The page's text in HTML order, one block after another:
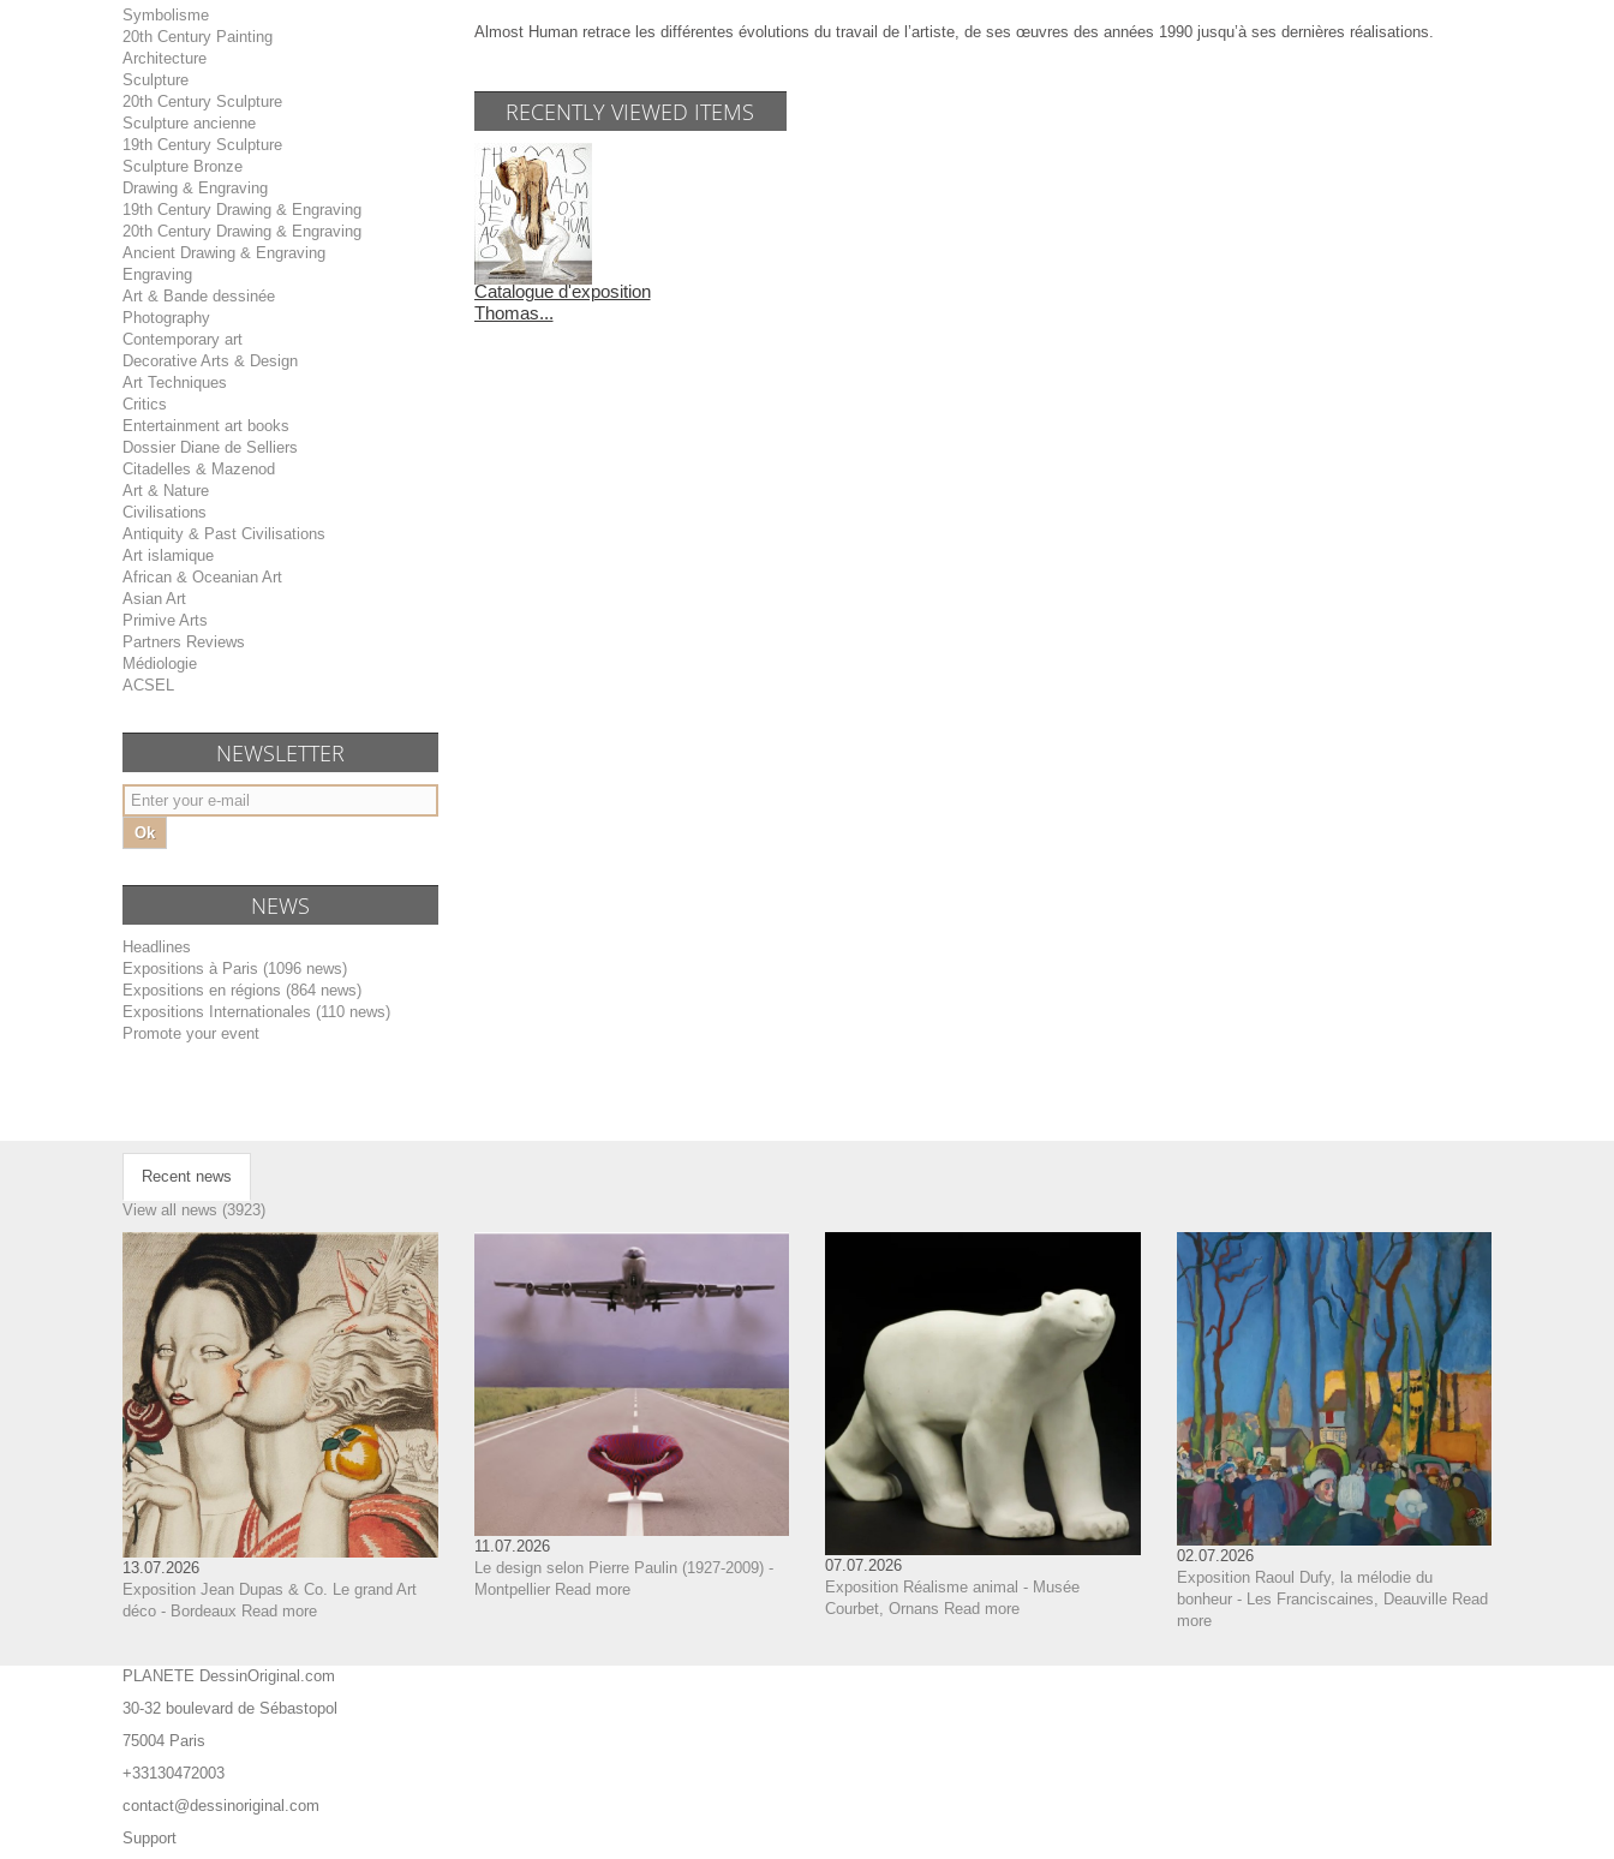
Symbolisme
20th Century Painting
Architecture
Sculpture
20th Century Sculpture
Sculpture ancienne
19th Century Sculpture
Sculpture Bronze
Drawing & Engraving
19th Century Drawing & Engraving
20th Century Drawing & Engraving
Ancient Drawing & Engraving
Engraving
Art & Bande dessinée
Photography
Contemporary art
Decorative Arts & Design
Art Techniques
Critics
Entertainment art books
Dossier Diane de Selliers
Citadelles & Mazenod
Art & Nature
Civilisations
Antiquity & Past Civilisations
Art islamique
African & Oceanian Art
Asian Art
Primive Arts
Partners Reviews
Médiologie
ACSEL
NEWSLETTER
Ok
NEWS
Headlines
Expositions à Paris (1096 news)
Expositions en régions (864 news)
Expositions Internationales (110 news)
Promote your event
Almost Human retrace les différentes évolutions du travail de l’artiste, de ses œuvres des années 1990 jusqu’à ses dernières réalisations.
RECENTLY VIEWED ITEMS
Catalogue d'exposition
Thomas...
Recent news
View all news (3923)
13.07.2026
Exposition Jean Dupas & Co. Le grand Art
déco - Bordeaux Read more
11.07.2026
Le design selon Pierre Paulin (1927-2009) -
Montpellier Read more
07.07.2026
Exposition Réalisme animal - Musée
Courbet, Ornans Read more
02.07.2026
Exposition Raoul Dufy, la mélodie du
bonheur - Les Franciscaines, Deauville Read
more
PLANETE DessinOriginal.com
30-32 boulevard de Sébastopol
75004 Paris
+33130472003
contact@dessinoriginal.com
Support